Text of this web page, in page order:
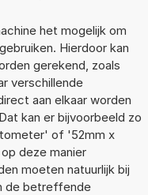
het mogelijk om
Hierdoor kan
gerekend, zoals
verschillende
aan elkaar worden
kan er bijvoorbeeld zo
of '52mm x
deze manier
moeten natuurlijk bij
de betreffende